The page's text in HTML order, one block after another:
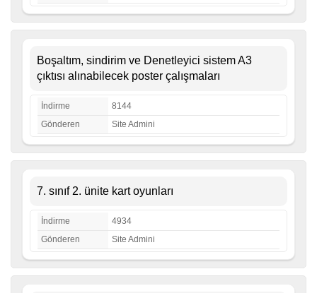
Boşaltım, sindirim ve Denetleyici sistem A3
çıktısı alınabilecek poster çalışmaları
İndirme
8144
Gönderen
Site Admini
7. sınıf 2. ünite kart oyunları
İndirme
4934
Gönderen
Site Admini